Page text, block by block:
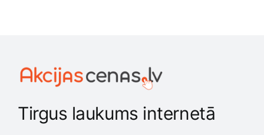
Tirgus laukums internetā